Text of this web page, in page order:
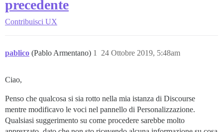
precedente
Contribuisci UX
pablico (Pablo Armentano) 24 Ottobre 2019, 5:48am
1
Ciao,
Penso che qualcosa si sia rotto nella mia istanza di Discourse
mentre modificavo le voci nel pannello di Personalizzazione.
Qualsiasi suggerimento su come procedere sarebbe molto